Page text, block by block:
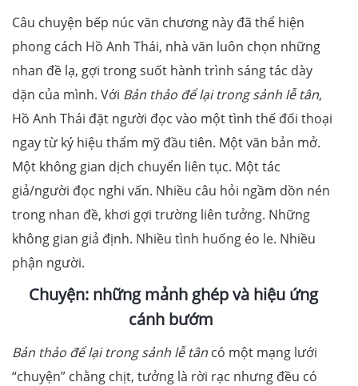
Câu chuyện bếp núc văn chương này đã thể hiện
phong cách Hồ Anh Thái, nhà văn luôn chọn những
nhan đề lạ, gợi trong suốt hành trình sáng tác dày
dặn của mình. Với Bản thảo để lại trong sảnh lễ tân,
Hồ Anh Thái đặt người đọc vào một tình thế đối thoại
ngay từ ký hiệu thẩm mỹ đầu tiên. Một văn bản mở.
Một không gian dịch chuyển liên tục. Một tác
giả/người đọc nghi vấn. Nhiều câu hỏi ngầm dồn nén
trong nhan đề, khơi gợi trường liên tưởng. Những
không gian giả định. Nhiều tình huống éo le. Nhiều
phận người.
Chuyện: những mảnh ghép và hiệu ứng
cánh bướm
Bản thảo để lại trong sảnh lễ tân có một mạng lưới
“chuyện” chằng chịt, tưởng là rời rạc nhưng đều có